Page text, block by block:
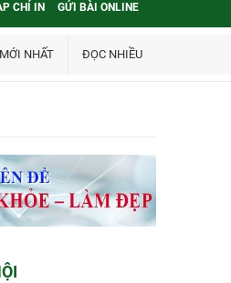
CHÍ IN GỬI BÀI ONLINE
MỚI NHẤT ĐỌC NHIỀU